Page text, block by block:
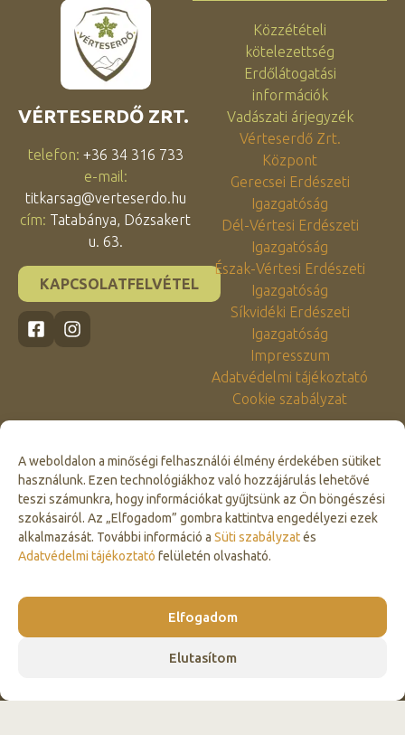
A weboldalon a minőségi felhasználói élmény érdekében sütiket
használunk. Ezen technológiákhoz való hozzájárulás lehetővé
teszi számunkra, hogy információkat gyűjtsünk az Ön böngészési
szokásairól. Az „Elfogadom” gombra kattintva engedélyezi ezek
alkalmazását. További információ a Süti szabályzatés
Adatvédelmi tájékoztató felületén olvasható.
Elfogadom
Elutasítom
Click to accept marketing cookies and
VÉRTESERDŐ ZRT.
telefon: +36 34 316 733
e-mail:
titkarsag@verteserdo.hu
cím: Tatabánya, Dózsakert
u. 63.
KAPCSOLATFELVÉTEL
Közzétételi
kötelezettség
Erdőlátogatási
információk
Vadászati árjegyzék
Vérteserdő Zrt.
Központ
Gerecsei Erdészeti
Igazgatóság
Dél-Vértesi Erdészeti
Igazgatóság
Észak-Vértesi Erdészeti
Igazgatóság
Síkvidéki Erdészeti
Igazgatóság
Impresszum
Adatvédelmi tájékoztató
Cookie szabályzat